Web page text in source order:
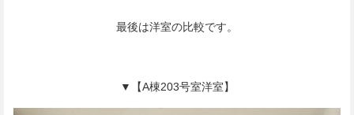
最後は洋室の比較です。
▼【A棟203号室洋室】